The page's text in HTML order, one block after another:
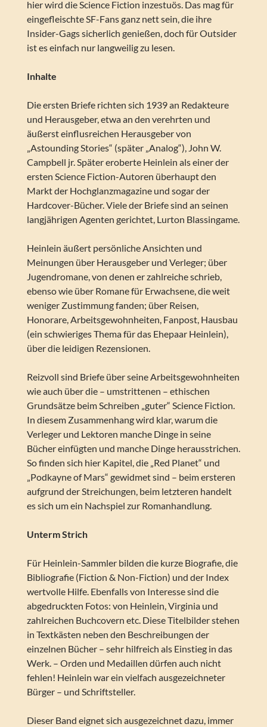
hier wird die Science Fiction inzestuös. Das mag für
eingefleischte SF-Fans ganz nett sein, die ihre
Insider-Gags sicherlich genießen, doch für Outsider
ist es einfach nur langweilig zu lesen.
Inhalte
Die ersten Briefe richten sich 1939 an Redakteure
und Herausgeber, etwa an den verehrten und
äußerst einflusreichen Herausgeber von
„Astounding Stories“ (später „Analog“), John W.
Campbell jr. Später eroberte Heinlein als einer der
ersten Science Fiction-Autoren überhaupt den
Markt der Hochglanzmagazine und sogar der
Hardcover-Bücher. Viele der Briefe sind an seinen
langjährigen Agenten gerichtet, Lurton Blassingame.
Heinlein äußert persönliche Ansichten und
Meinungen über Herausgeber und Verleger; über
Jugendromane, von denen er zahlreiche schrieb,
ebenso wie über Romane für Erwachsene, die weit
weniger Zustimmung fanden; über Reisen,
Honorare, Arbeitsgewohnheiten, Fanpost, Hausbau
(ein schwieriges Thema für das Ehepaar Heinlein),
über die leidigen Rezensionen.
Reizvoll sind Briefe über seine Arbeitsgewohnheiten
wie auch über die – umstrittenen – ethischen
Grundsätze beim Schreiben „guter“ Science Fiction.
In diesem Zusammenhang wird klar, warum die
Verleger und Lektoren manche Dinge in seine
Bücher einfügten und manche Dinge herausstrichen.
So finden sich hier Kapitel, die „Red Planet“ und
„Podkayne of Mars“ gewidmet sind – beim ersteren
aufgrund der Streichungen, beim letzteren handelt
es sich um ein Nachspiel zur Romanhandlung.
Unterm Strich
Für Heinlein-Sammler bilden die kurze Biografie, die
Bibliografie (Fiction & Non-Fiction) und der Index
wertvolle Hilfe. Ebenfalls von Interesse sind die
abgedruckten Fotos: von Heinlein, Virginia und
zahlreichen Buchcovern etc. Diese Titelbilder stehen
in Textkästen neben den Beschreibungen der
einzelnen Bücher – sehr hilfreich als Einstieg in das
Werk. – Orden und Medaillen dürfen auch nicht
fehlen! Heinlein war ein vielfach ausgezeichneter
Bürger – und Schriftsteller.
Dieser Band eignet sich ausgezeichnet dazu, immer